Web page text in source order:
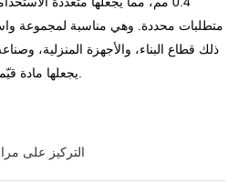
متطلبات محددة. وهي مناسبة لمجموعة
ذلك قطاع البناء، والأجهزة المنزلية،
◎ التركيز على